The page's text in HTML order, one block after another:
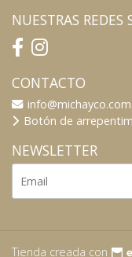
NUESTRAS REDES
CONTACTO
Botón de
NEWSLETTER
Tienda creada con